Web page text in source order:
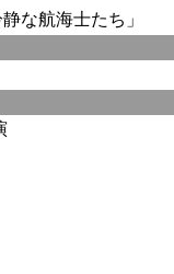
航海士たち」